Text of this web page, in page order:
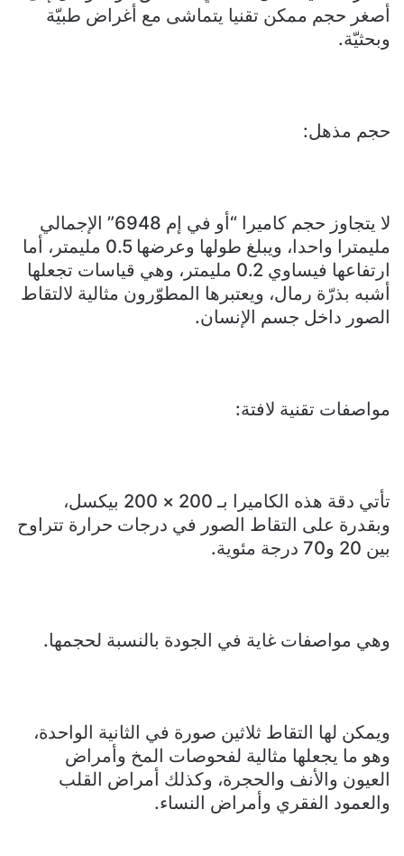
أصغر حجم ممكن تقنيا يتماشى مع أغراض طبيّة
وبحثيّة.
حجم مذهل:
لا يتجاوز حجم كاميرا “أو في إم 6948” الإجمالي
مليمترا واحدا، ويبلغ طولها وعرضها 0.5 مليمتر، أما
ارتفاعها فيساوي 0.2 مليمتر، وهي قياسات تجعلها
أشبه بذرّة رمال، ويعتبرها المطوّرون مثالية لالتقاط
الصور داخل جسم الإنسان.
مواصفات تقنية لافتة:
تأتي دقة هذه الكاميرا بـ 200 × 200 بيكسل،
وبقدرة على التقاط الصور في درجات حرارة تتراوح
بين 20 و70 درجة مئوية.
وهي مواصفات غاية في الجودة بالنسبة لحجمها.
ويمكن لها التقاط ثلاثين صورة في الثانية الواحدة،
وهو ما يجعلها مثالية لفحوصات المخ وأمراض
العيون والأنف والحجرة، وكذلك أمراض القلب
والعمود الفقري وأمراض النساء.